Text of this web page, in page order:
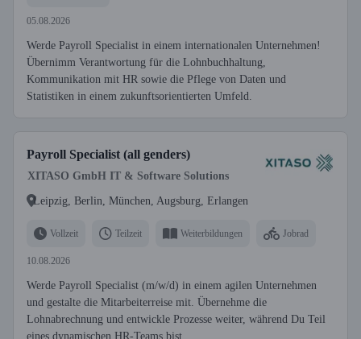
05.08.2026
Werde Payroll Specialist in einem internationalen Unternehmen!
Übernimm Verantwortung für die Lohnbuchhaltung,
Kommunikation mit HR sowie die Pflege von Daten und
Statistiken in einem zukunftsorientierten Umfeld.
Payroll Specialist (all genders)
XITASO GmbH IT & Software Solutions
Leipzig, Berlin, München, Augsburg, Erlangen
Vollzeit Teilzeit Weiterbildungen Jobrad
10.08.2026
Werde Payroll Specialist (m/w/d) in einem agilen Unternehmen
und gestalte die Mitarbeiterreise mit. Übernehme die
Lohnabrechnung und entwickle Prozesse weiter, während Du Teil
eines dynamischen HR-Teams bist.